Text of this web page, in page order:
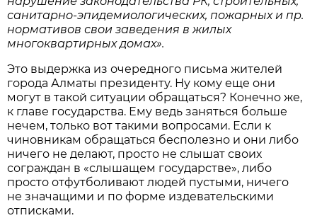
санитарно-эпидемиологических, пожарных и пр.
нормативов свои заведения в жилых
многоквартирных домах».
Это выдержка из очередного письма жителей
города Алматы президенту. Ну кому еще они
могут в такой ситуации обращаться? Конечно же,
к главе государства. Ему ведь заняться больше
нечем, только вот такими вопросами. Если к
чиновникам обращаться бесполезно и они либо
ничего не делают, просто не слышат своих
сограждан в «слышащем государстве», либо
просто отфутболивают людей пустыми, ничего
не значащими и по форме издевательскими
отписками.